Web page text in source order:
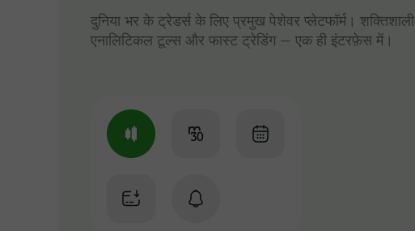
दुनिया भर के ट्रेडर्स के लिए प्रमुख पेशेवर प्लेटफॉर्म। शक्तिशाली
एनालिटिकल टूल्स और फास्ट ट्रेडिंग — एक ही इंटरफ़ेस में।